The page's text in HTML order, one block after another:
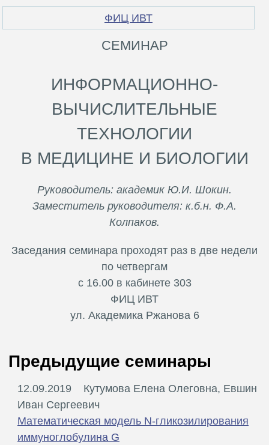
ФИЦ ИВТ
СЕМИНАР
ИНФОРМАЦИОННО-
ВЫЧИСЛИТЕЛЬНЫЕ
ТЕХНОЛОГИИ
В МЕДИЦИНЕ И БИОЛОГИИ
Руководитель: академик Ю.И. Шокин.
Заместитель руководителя: к.б.н. Ф.А.
Колпаков.
Заседания семинара проходят раз в две недели
по четвергам
с 16.00 в кабинете 303
ФИЦ ИВТ
ул. Академика Ржанова 6
Предыдущие семинары
12.09.2019
Кутумова Елена Олеговна, Евшин
Иван Сергеевич
Математическая модель N-гликозилирования
иммуноглобулина G